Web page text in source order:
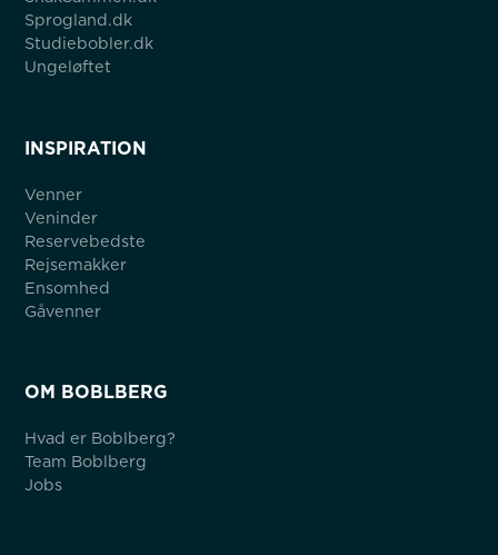
Sprogland.dk
Studiebobler.dk
Ungeløftet
INSPIRATION
Venner
Veninder
Reservebedste
Rejsemakker
Ensomhed
Gåvenner
OM BOBLBERG
Hvad er Boblberg?
Team Boblberg
Jobs